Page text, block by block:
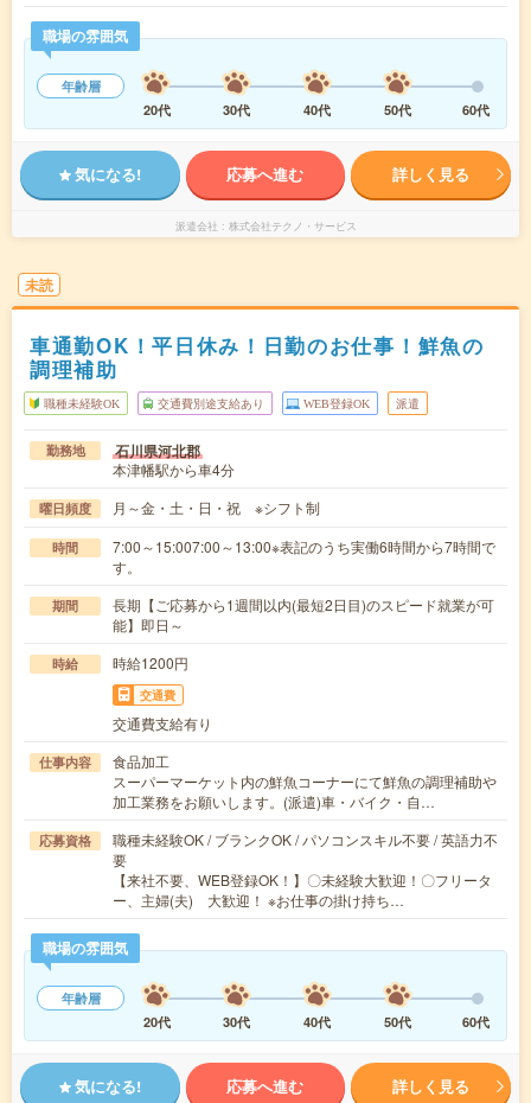
職場の雰囲気
年齢層
20代
30代 40代 50代 60代
気になる! 応募へ進む 詳しく見る
派遣会社 株式会社テクノ・サービス
未読
車通勤OK！平日休み！日勤のお仕事！鮮魚の
調理補助
職種未経験OK 交通費別途支給あり WEB登録OK 派遣
勤務地 石川県河北郡
本津幡駅から車4分
曜日頻度 月～金・土・日・祝 ※シフト制
時間
7:00～15:007:00～13:00※表記のうち実働6時間から7時間で
す。
期間
長期【ご応募から1週間以内(最短2日目)のスピード就業が可
能】即日～
時給 時給1200円
交通費
交通費支給有り
仕事内容
食品加工
スーパーマーケット内の鮮魚コーナーにて鮮魚の調理補助や
加工業務をお願いします。(派遣)車・バイク・自…
応募資格
職種未経験OK / ブランクOK / パソコンスキル不要 / 英語力不
要
【来社不要、WEB登録OK！】〇未経験大歓迎！〇フリータ
ー、主婦(夫) 大歓迎！ ※お仕事の掛け持ち…
職場の雰囲気
年齢層
20代
30代 40代 50代 60代
気になる! 応募へ進む 詳しく見る